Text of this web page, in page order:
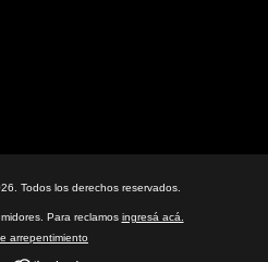
Todos los derechos reservados.
Para reclamos ingresá acá.
arrepentimiento